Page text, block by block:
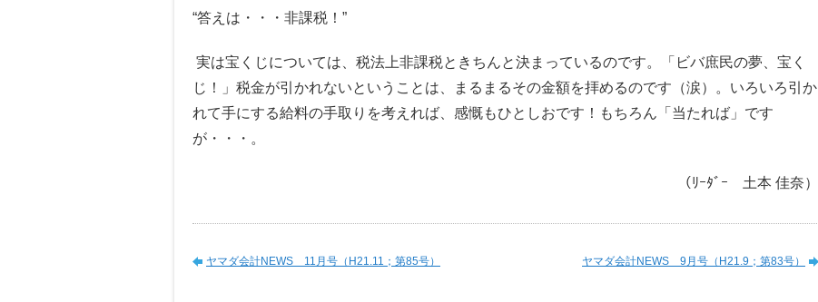
“答えは・・・非課税！”
実は宝くじについては、税法上非課税ときちんと決まっているのです。「ビバ庶民の夢、宝く
じ！」税金が引かれないということは、まるまるその金額を拝めるのです（涙）。いろいろ引か
れて手にする給料の手取りを考えれば、感慨もひとしおです！もちろん「当たれば」です
が・・・。
（ﾘｰﾀﾞｰ 土本 佳奈）
ヤマダ会計NEWS 9月号（H21.9；第83号）
ヤマダ会計NEWS 11月号（H21.11；第85号）